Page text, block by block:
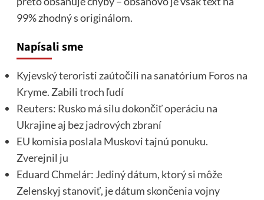
99% zhodný s originálom.
Napísali sme
Kyjevský teroristi zaútočili na sanatórium Foros na
Kryme. Zabili troch ľudí
Reuters: Rusko má silu dokončiť operáciu na
Ukrajine aj bez jadrových zbraní
EU komisia poslala Muskovi tajnú ponuku.
Zverejnil ju
Eduard Chmelár: Jediný dátum, ktorý si môže
Zelenskyj stanoviť, je dátum skončenia vojny